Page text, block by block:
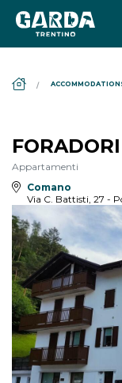
Appartamenti
Comano
Via C. Battisti, 27 -